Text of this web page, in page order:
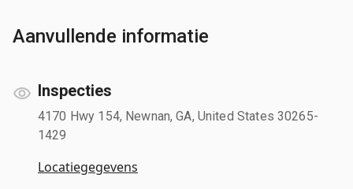
Aanvullende informatie
Inspecties
4170 Hwy 154, Newnan, GA, United States 30265-
1429
Locatiegegevens